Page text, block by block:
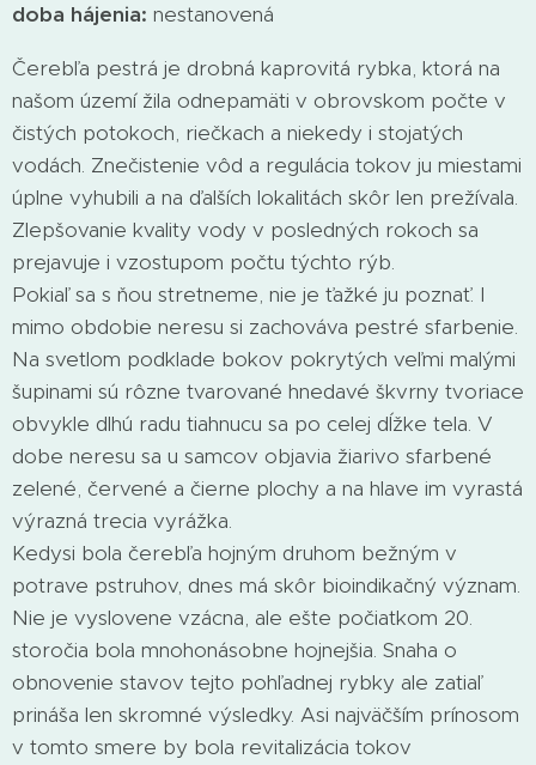
doba hájenia: nestanovená
Čerebľa pestrá je drobná kaprovitá rybka, ktorá na
našom území žila odnepamäti v obrovskom počte v
čistých potokoch, riečkach a niekedy i stojatých
vodách. Znečistenie vôd a regulácia tokov ju miestami
úplne vyhubili a na ďalších lokalitách skôr len prežívala.
Zlepšovanie kvality vody v posledných rokoch sa
prejavuje i vzostupom počtu týchto rýb.
Pokiaľ sa s ňou stretneme, nie je ťažké ju poznať. I
mimo obdobie neresu si zachováva pestré sfarbenie.
Na svetlom podklade bokov pokrytých veľmi malými
šupinami sú rôzne tvarované hnedavé škvrny tvoriace
obvykle dlhú radu tiahnucu sa po celej dĺžke tela. V
dobe neresu sa u samcov objavia žiarivo sfarbené
zelené, červené a čierne plochy a na hlave im vyrastá
výrazná trecia vyrážka.
Kedysi bola čerebľa hojným druhom bežným v
potrave pstruhov, dnes má skôr bioindikačný význam.
Nie je vyslovene vzácna, ale ešte počiatkom 20.
storočia bola mnohonásobne hojnejšia. Snaha o
obnovenie stavov tejto pohľadnej rybky ale zatiaľ
prináša len skromné výsledky. Asi najväčším prínosom
v tomto smere by bola revitalizácia tokov